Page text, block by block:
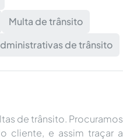
Multa de trânsito
de trânsito
de trânsito. Procuramos
cliente, e assim traçar a